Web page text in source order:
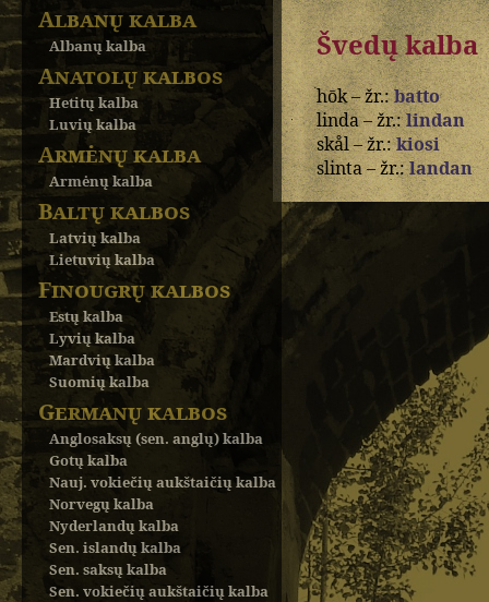
Albanų kalba
Albanų kalba
Anatolų kalbos
Hetitų kalba
Luvių kalba
Armėnų kalba
Armėnų kalba
Baltų kalbos
Latvių kalba
Lietuvių kalba
Finougrų kalbos
Estų kalba
Lyvių kalba
Mardvių kalba
Suomių kalba
Germanų kalbos
Anglosaksų (sen. anglų) kalba
Gotų kalba
Nauj. vokiečių aukštaičių kalba
Norvegų kalba
Nyderlandų kalba
Sen. islandų kalba
Sen. saksų kalba
Sen. vokiečių aukštaičių kalba
Švedų kalba
hōk – žr.:batto
linda – žr.:lindan
skål – žr.:kiosi
slinta – žr.:landan